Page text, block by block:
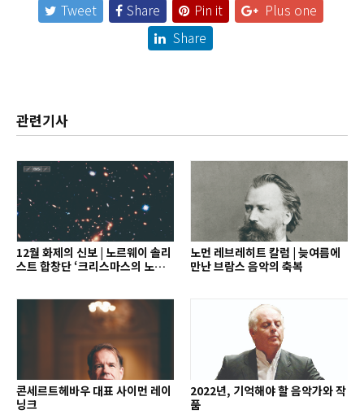
Tweet Share Pin it
Plus one
Share
관련기사
12월 화제의 신보 | 노르웨이 솔리
스트 합창단 ‘크리스마스의 노래’
노먼 레브레히트 칼럼 | 늦여름에
만난 브람스 음악의 축복
콘세르트헤바우 대표 사이먼 레이
닝크
2022년, 기억해야 할 음악가와 작
품